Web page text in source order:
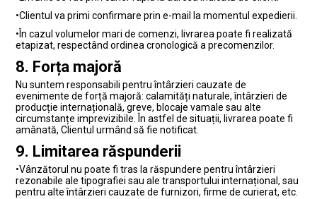
•Clientul va primi confirmare prin e-mail la momentul expedierii.
• În cazul volumelor mari de comenzi, livrarea poate fi realizată
etapizat, respectând ordinea cronologică a precomenzilor.
8. Forța majoră
Nu suntem responsabili pentru întârzieri cauzate de
evenimente de forță majoră: calamități naturale, întârzieri de
producție internațională, greve, blocaje vamale sau alte
circumstanțe imprevizibile. În astfel de situații, livrarea poate fi
amânată, Clientul urmând să fie notificat.
9. Limitarea răspunderii
•Vânzătorul nu poate fi tras la răspundere pentru întârzieri
rezonabile ale tipografiei sau ale transportului internațional, sau
pentru alte întârzieri cauzate de furnizori, firme de curierat, etc.